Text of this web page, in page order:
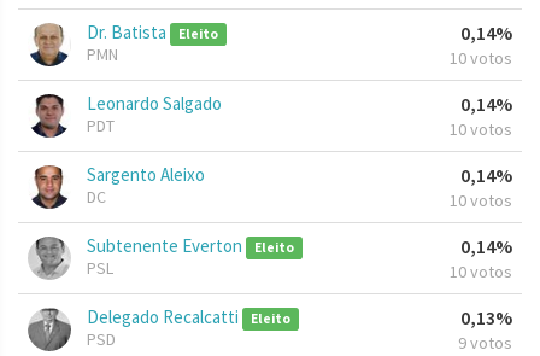
Dr. Batista Eleito
PMN
0,14%
10 votos
Leonardo Salgado
PDT
0,14%
10 votos
Sargento Aleixo
DC
0,14%
10 votos
Subtenente Everton Eleito
PSL
0,14%
10 votos
Delegado Recalcatti Eleito
PSD
0,13%
9 votos